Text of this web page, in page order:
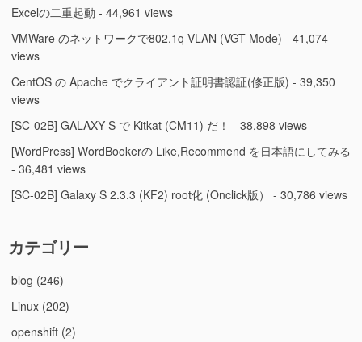
Excelの二重起動 - 44,961 views
VMWare のネットワークで802.1q VLAN (VGT Mode) - 41,074
views
CentOS の Apache でクライアント証明書認証(修正版) - 39,350
views
[SC-02B] GALAXY S で Kitkat (CM11) だ！ - 38,898 views
[WordPress] WordBookerの Like,Recommend を日本語にしてみる
- 36,481 views
[SC-02B] Galaxy S 2.3.3 (KF2) root化 (Onclick版）
- 30,786 views
カテゴリー
blog (246)
Linux (202)
openshift (2)